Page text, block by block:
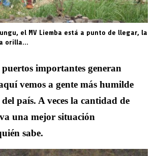
el MV Liemba está a punto de llegar, la
orilla…
importantes generan
vemos a gente más humilde
país. A veces la cantidad de
una mejor situación
sabe.